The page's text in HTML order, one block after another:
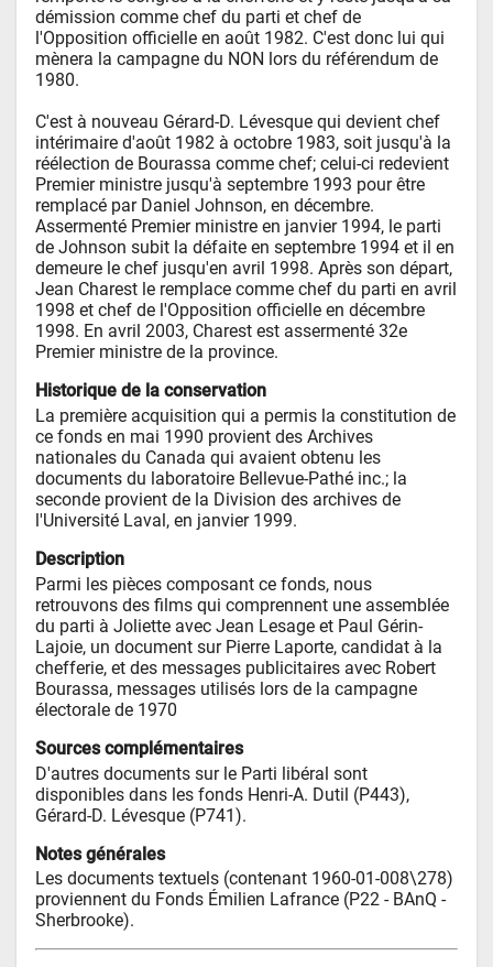
démission comme chef du parti et chef de
l'Opposition officielle en août 1982. C'est donc lui qui
mènera la campagne du NON lors du référendum de
1980.
C'est à nouveau Gérard-D. Lévesque qui devient chef
intérimaire d'août 1982 à octobre 1983, soit jusqu'à la
réélection de Bourassa comme chef; celui-ci redevient
Premier ministre jusqu'à septembre 1993 pour être
remplacé par Daniel Johnson, en décembre.
Assermenté Premier ministre en janvier 1994, le parti
de Johnson subit la défaite en septembre 1994 et il en
demeure le chef jusqu'en avril 1998. Après son départ,
Jean Charest le remplace comme chef du parti en avril
1998 et chef de l'Opposition officielle en décembre
1998. En avril 2003, Charest est assermenté 32e
Premier ministre de la province.
Historique de la conservation
La première acquisition qui a permis la constitution de
ce fonds en mai 1990 provient des Archives
nationales du Canada qui avaient obtenu les
documents du laboratoire Bellevue-Pathé inc.; la
seconde provient de la Division des archives de
l'Université Laval, en janvier 1999.
Description
Parmi les pièces composant ce fonds, nous
retrouvons des films qui comprennent une assemblée
du parti à Joliette avec Jean Lesage et Paul Gérin-
Lajoie, un document sur Pierre Laporte, candidat à la
chefferie, et des messages publicitaires avec Robert
Bourassa, messages utilisés lors de la campagne
électorale de 1970
Sources complémentaires
D'autres documents sur le Parti libéral sont
disponibles dans les fonds Henri-A. Dutil (P443),
Gérard-D. Lévesque (P741).
Notes générales
Les documents textuels (contenant 1960-01-008\278)
proviennent du Fonds Émilien Lafrance (P22 - BAnQ -
Sherbrooke).